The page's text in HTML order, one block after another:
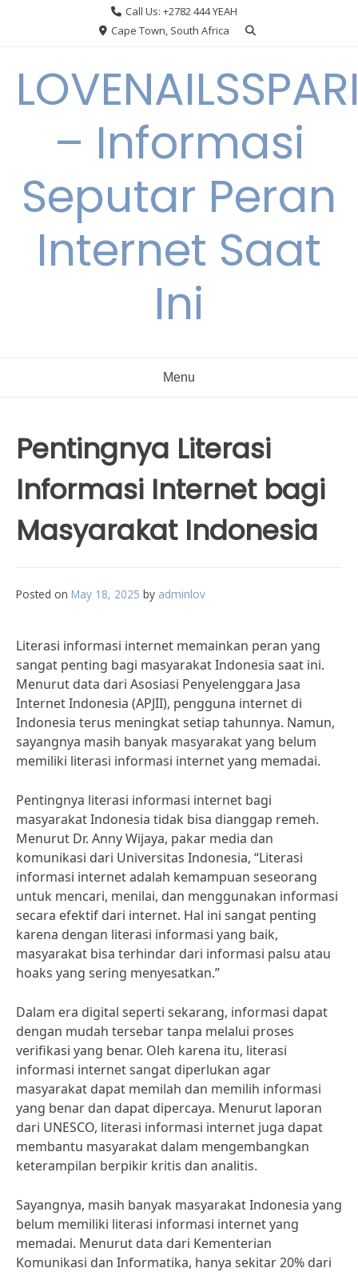
Call Us: +2782 444 YEAH
Cape Town, South Africa
– Informasi
Seputar Peran
Internet Saat
Ini
Menu
Pentingnya Literasi
Informasi Internet bagi
Masyarakat Indonesia
Posted on May 18, 2025 by adminlov
Literasi informasi internet memainkan peran yang
sangat penting bagi masyarakat Indonesia saat ini.
Menurut data dari Asosiasi Penyelenggara Jasa
Internet Indonesia (APJII), pengguna internet di
Indonesia terus meningkat setiap tahunnya. Namun,
sayangnya masih banyak masyarakat yang belum
memiliki literasi informasi internet yang memadai.
Pentingnya literasi informasi internet bagi
masyarakat Indonesia tidak bisa dianggap remeh.
Menurut Dr. Anny Wijaya, pakar media dan
komunikasi dari Universitas Indonesia, “Literasi
informasi internet adalah kemampuan seseorang
untuk mencari, menilai, dan menggunakan informasi
secara efektif dari internet. Hal ini sangat penting
karena dengan literasi informasi yang baik,
masyarakat bisa terhindar dari informasi palsu atau
hoaks yang sering menyesatkan.”
Dalam era digital seperti sekarang, informasi dapat
dengan mudah tersebar tanpa melalui proses
verifikasi yang benar. Oleh karena itu, literasi
informasi internet sangat diperlukan agar
masyarakat dapat memilah dan memilih informasi
yang benar dan dapat dipercaya. Menurut laporan
dari UNESCO, literasi informasi internet juga dapat
membantu masyarakat dalam mengembangkan
keterampilan berpikir kritis dan analitis.
Sayangnya, masih banyak masyarakat Indonesia yang
belum memiliki literasi informasi internet yang
memadai. Menurut data dari Kementerian
Komunikasi dan Informatika, hanya sekitar 20% dari